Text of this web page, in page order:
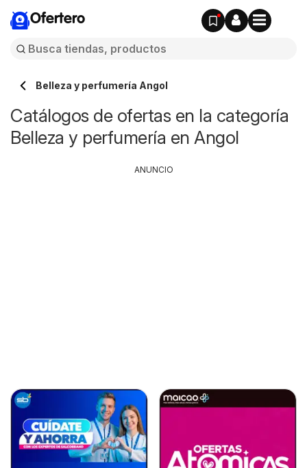
Ofertero
Belleza y perfumería Angol
Catálogos de ofertas en la categoría
Belleza y perfumería en Angol
ANUNCIO